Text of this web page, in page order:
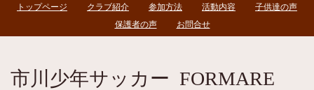
トップページ クラブ紹介 参加方法 活動内容
子供達の声
保護者の声
お問合せ
市川少年サッカー FORMARE